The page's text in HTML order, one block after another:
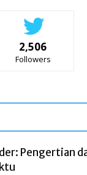
2,506
Followers
Pengertian